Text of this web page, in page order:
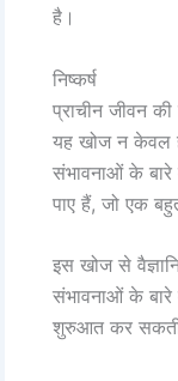
है।
निष्कर्ष
प्राचीन जीवन की
यह खोज न केवल
संभावनाओं के बारे
पाए हैं, जो एक
इस खोज से
संभावनाओं के बारे
शुरुआत कर सकती